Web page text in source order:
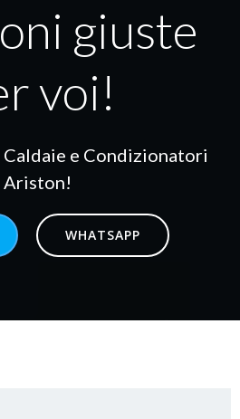
giuste
voi!
e Condizionatori
Ariston!
WHATSAPP